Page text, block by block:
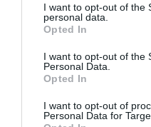
not limited to your visit or
grant or deny consent to
use your data for below
consent section.
I want to opt-out of the
personal data.
Opted In
I want to opt-out of the
Personal Data.
Opted In
I want to opt-out of
Personal Data for
Πάτρα: Έβαλε
και